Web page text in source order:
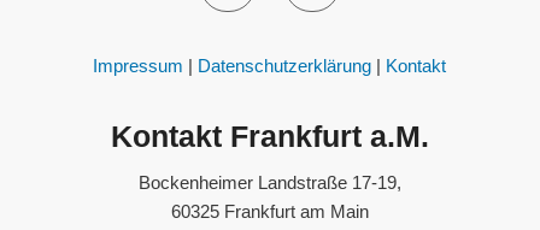
Impressum | Datenschutzerklärung | Kontakt
Kontakt Frankfurt a.M.
Bockenheimer Landstraße 17-19,
60325 Frankfurt am Main